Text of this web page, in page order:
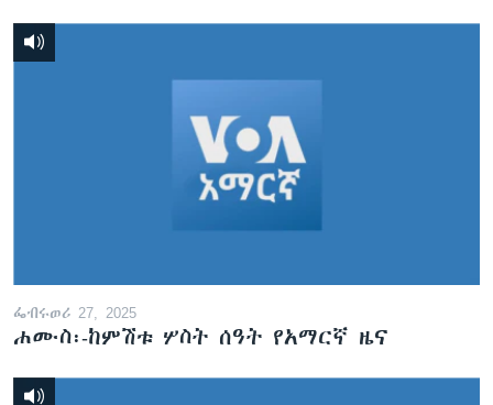
ፌብሩወሪ 27, 2025
ሐሙስ፡-ከምሽቱ ሦስት ሰዓት የአማርኛ ዜና